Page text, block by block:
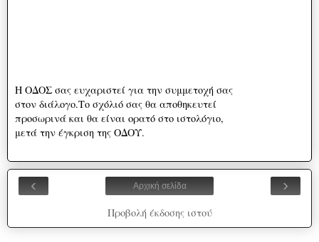
Η ΟΔΟΣ σας ευχαριστεί για την συμμετοχή σας
στον διάλογο.Το σχόλιό σας θα αποθηκευτεί
προσωρινά και θα είναι ορατό στο ιστολόγιο,
μετά την έγκριση της ΟΔΟΥ.
‹ ›
Αρχική σελίδα
Προβολή έκδοσης ιστού